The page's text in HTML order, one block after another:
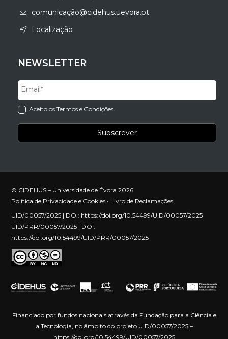
comunicação@cidehus.uevora.pt
Localização
NEWSLETTER
Aceito os Termos e Condições.
© CIDEHUS – Universidade de Évora 2026
Política de Privacidade e Cookies • Livro de Reclamações
UID/00057/2025 | DOI: https://doi.org/10.54499/UID/00057/2025
UID/PRR/00057/2025 | DOI:
https://doi.org/10.54499/UID/PRR/00057/2025
Financiado por fundos nacionais através da Fundação para a Ciência e
a Tecnologia, no âmbito do projeto UID/00057/2025 –
https://doi.org/10.54499/UID/00057/2025